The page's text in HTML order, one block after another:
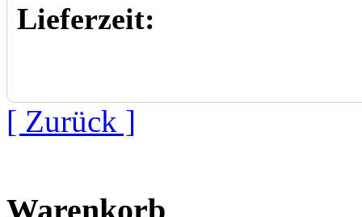
Lieferzeit:
[ Zurück ]